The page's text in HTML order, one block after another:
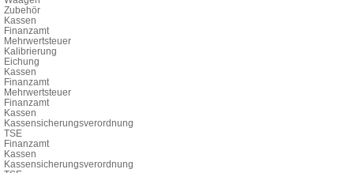
Zubehör
Kassen
Finanzamt
Mehrwertsteuer
Kalibrierung
Eichung
Kassen
Finanzamt
Mehrwertsteuer
Finanzamt
Kassen
Kassensicherungsverordnung
TSE
Finanzamt
Kassen
Kassensicherungsverordnung